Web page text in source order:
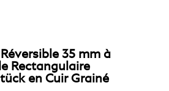
35 mm à
Rectangulaire
en Cuir Grainé